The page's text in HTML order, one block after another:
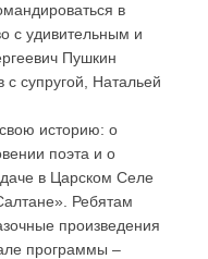
в
с удивительным и
Пушкин
с супругой, Натальей
историю: о
поэта и о
в Царском Селе
Ребятам
произведения
программы –